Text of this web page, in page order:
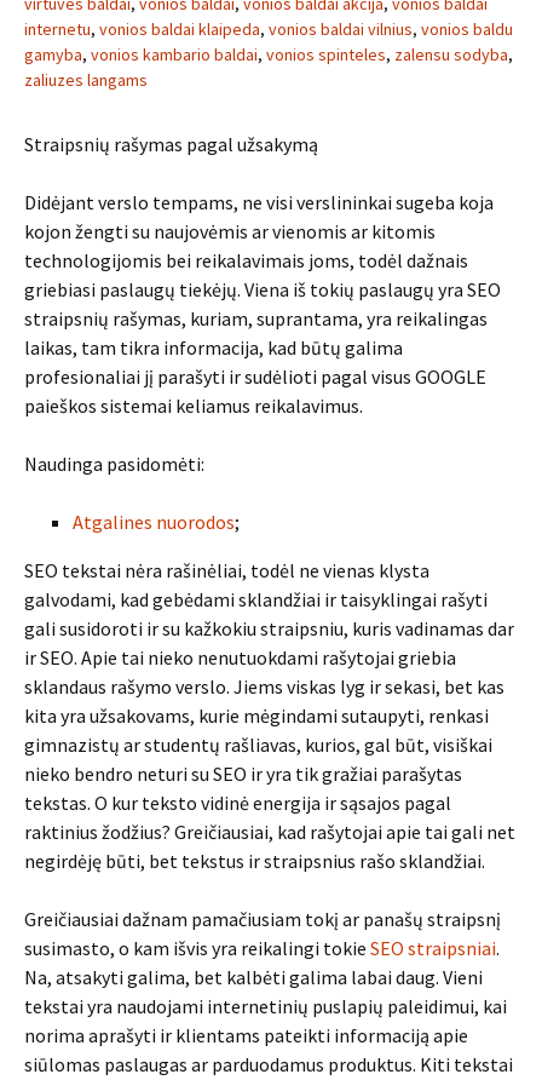
internetu, vonios baldai klaipeda, vonios baldai vilnius, vonios baldu
gamyba, vonios kambario baldai, vonios spinteles, zalensu sodyba,
zaliuzes langams
Straipsnių rašymas pagal užsakymą
Didėjant verslo tempams, ne visi verslininkai sugeba koja
kojon žengti su naujovėmis ar vienomis ar kitomis
technologijomis bei reikalavimais joms, todėl dažnais
griebiasi paslaugų tiekėjų. Viena iš tokių paslaugų yra SEO
straipsnių rašymas, kuriam, suprantama, yra reikalingas
laikas, tam tikra informacija, kad būtų galima
profesionaliai jį parašyti ir sudėlioti pagal visus GOOGLE
paieškos sistemai keliamus reikalavimus.
Naudinga pasidomėti:
Atgalines nuorodos;
SEO tekstai nėra rašinėliai, todėl ne vienas klysta
galvodami, kad gebėdami sklandžiai ir taisyklingai rašyti
gali susidoroti ir su kažkokiu straipsniu, kuris vadinamas dar
ir SEO. Apie tai nieko nenutuokdami rašytojai griebia
sklandaus rašymo verslo. Jiems viskas lyg ir sekasi, bet kas
kita yra užsakovams, kurie mėgindami sutaupyti, renkasi
gimnazistų ar studentų rašliavas, kurios, gal būt, visiškai
nieko bendro neturi su SEO ir yra tik gražiai parašytas
tekstas. O kur teksto vidinė energija ir sąsajos pagal
raktinius žodžius? Greičiausiai, kad rašytojai apie tai gali net
negirdėję būti, bet tekstus ir straipsnius rašo sklandžiai.
Greičiausiai dažnam pamačiusiam tokį ar panašų straipsnį
susimasto, o kam išvis yra reikalingi tokie SEO straipsniai.
Na, atsakyti galima, bet kalbėti galima labai daug. Vieni
tekstai yra naudojami internetinių puslapių paleidimui, kai
norima aprašyti ir klientams pateikti informaciją apie
siūlomas paslaugas ar parduodamus produktus. Kiti tekstai